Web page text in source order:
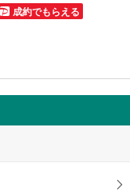
成約でもらえる